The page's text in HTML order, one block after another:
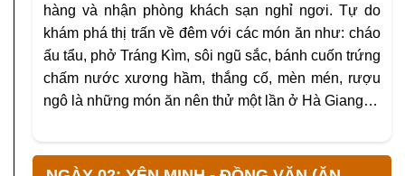
hàng và nhận phòng khách sạn nghỉ ngơi. Tự do
khám phá thị trấn về đêm với các món ăn như: cháo
ấu tẩu, phở Tráng Kìm, sôi ngũ sắc, bánh cuốn trứng
chấm nước xương hầm, thắng cố, mèn mén, rượu
ngô là những món ăn nên thử một lần ở Hà Giang…